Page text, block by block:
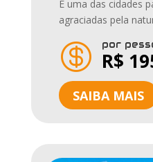
É uma das cidades
agraciadas pela
 por
R$
SAIBA MAIS